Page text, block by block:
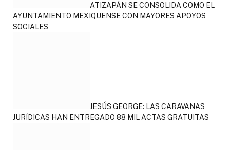
ATIZAPÁN SE CONSOLIDA COMO EL
AYUNTAMIENTO MEXIQUENSE CON MAYORES APOYOS
SOCIALES
JESÚS GEORGE: LAS CARAVANAS
JURÍDICAS HAN ENTREGADO 88 MIL ACTAS GRATUITAS